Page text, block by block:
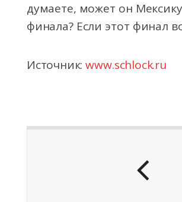
думаете, может он
финала? Если этот финал
Источник:www.schlock.ru